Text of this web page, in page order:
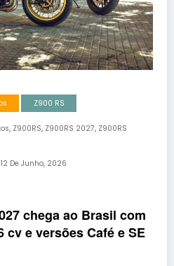
Z900 RS
, Z900RS, Z900RS 2027, Z900RS
12 De Junho, 2026
chega ao Brasil com
cv e versões Café e SE